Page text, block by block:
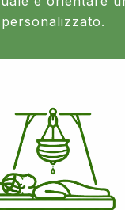
personalizzato.